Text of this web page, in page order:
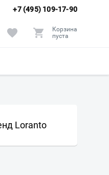
+7 (495) 109-17-90
Корзина
пуста
Loranto